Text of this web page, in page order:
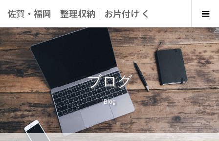
佐賀・福岡 整理収納｜お片付け く
らしにこっと
ブログ
Blog